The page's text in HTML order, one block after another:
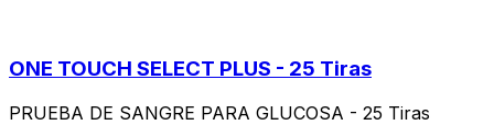
ONE TOUCH SELECT PLUS - 25 Tiras
PRUEBA DE SANGRE PARA GLUCOSA - 25 Tiras